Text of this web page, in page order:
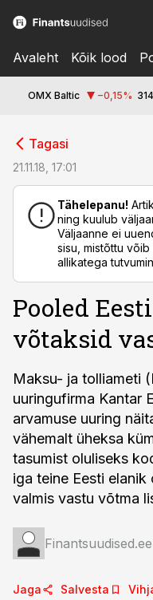
Avaleht Kõik lood
OMX Baltic −0,15%
Tagasi
21.11.18, 17:01
Tähelepanu!
ning kuulub
Väljaanne ei
sisu, mistõttu
allikatega
Pooled
võtaksid
Maksu- ja tolliameti
uuringufirma Kantar
arvamuse uuring
vähemalt üheksa
tasumist oluliseks
iga teine Eesti
valmis vastu võtma
Finantsuudised.ee
Jaga Salvesta